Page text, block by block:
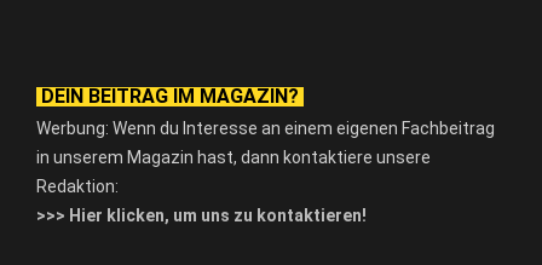
DEIN BEITRAG IM MAGAZIN?
Werbung: Wenn du Interesse an einem eigenen Fachbeitrag
in unserem Magazin hast, dann kontaktiere unsere
Redaktion:
>>> Hier klicken, um uns zu kontaktieren!